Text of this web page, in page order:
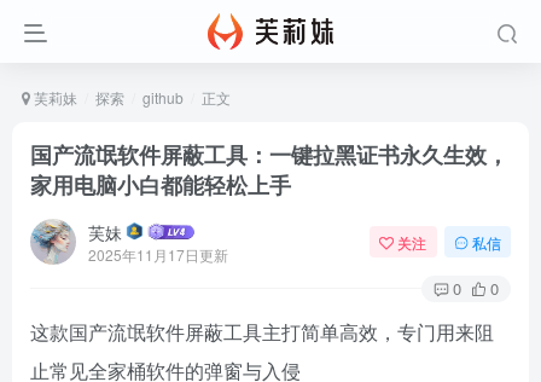
芙莉妹 探索 github 正文
国产流氓软件屏蔽工具：一键拉黑证书永久生效，
家用电脑小白都能轻松上手
芙妹
2025年11月17日更新
关注 私信
0 0
这款国产流氓软件屏蔽工具主打简单高效，专门用来阻
止常见全家桶软件的弹窗与入侵